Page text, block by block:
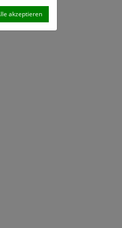
akzeptieren